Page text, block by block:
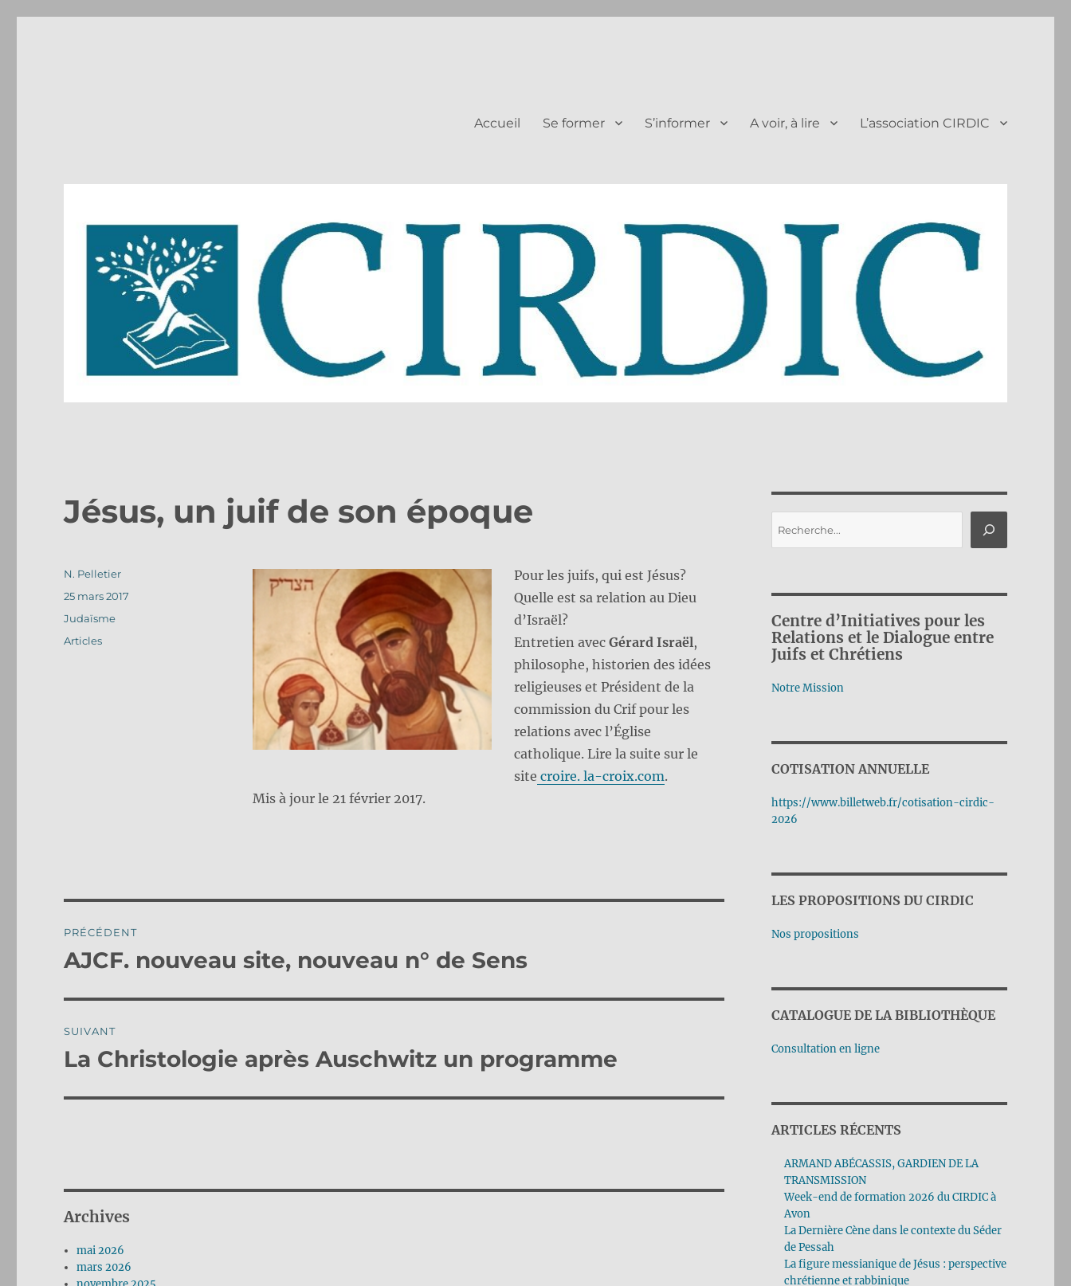
Accueil Se former S’informer A voir, à lire L’association CIRDIC
Jésus, un juif de son époque
Pour les juifs, qui est Jésus?
Quelle est sa relation au Dieu
d’Israël?
Entretien avec Gérard Israël,
philosophe, historien des idées
religieuses et Président de la
commission du Crif pour les
relations avec l’Église
catholique. Lire la suite sur le
site croire. la-croix.com.
Mis à jour le 21 février 2017.
Auteur
N. Pelletier
Publié
25 mars 2017
Catégories
Judaïsme
Étiquettes
Articles
de
PRÉCÉDENT
Publication
AJCF. nouveau site, nouveau n° de Sens
SUIVANT
Publication
La Christologie après Auschwitz un programme
Archives
mai 2026
mars 2026
Centre d’Initiatives pour les
Relations et le Dialogue entre
Juifs et Chrétiens
Notre Mission
COTISATION ANNUELLE
https://www.billetweb.fr/cotisation-cirdic-
2026
LES PROPOSITIONS DU CIRDIC
Nos propositions
CATALOGUE DE LA BIBLIOTHÈQUE
Consultation en ligne
ARTICLES RÉCENTS
ARMAND ABÉCASSIS, GARDIEN DE LA
TRANSMISSION
Week-end de formation 2026 du CIRDIC à
Avon
La Dernière Cène dans le contexte du Séder
de Pessah
La figure messianique de Jésus : perspective
chrétienne et rabbinique